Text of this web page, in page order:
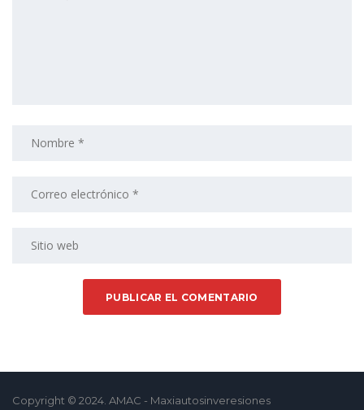
Copyright © 2024. AMAC - Maxiautosinveresiones